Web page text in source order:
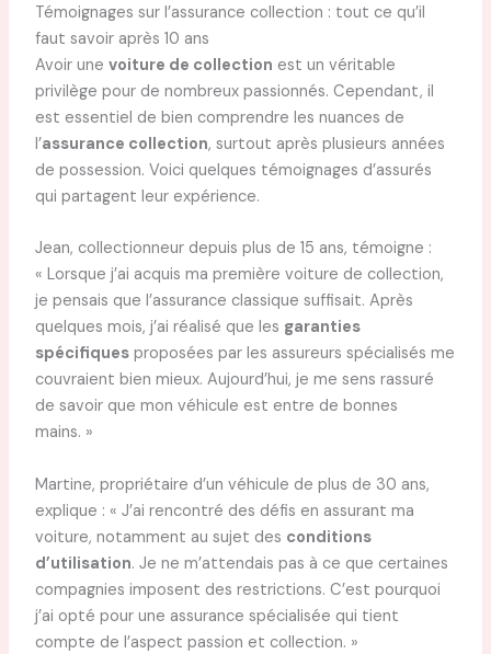
Témoignages sur l’assurance collection : tout ce qu’il
faut savoir après 10 ans
Avoir une voiture de collection est un véritable
privilège pour de nombreux passionnés. Cependant, il
est essentiel de bien comprendre les nuances de
l’assurance collection, surtout après plusieurs années
de possession. Voici quelques témoignages d’assurés
qui partagent leur expérience.
Jean, collectionneur depuis plus de 15 ans, témoigne :
« Lorsque j’ai acquis ma première voiture de collection,
je pensais que l’assurance classique suffisait. Après
quelques mois, j’ai réalisé que les garanties
spécifiquesproposées par les assureurs spécialisés me
couvraient bien mieux. Aujourd’hui, je me sens rassuré
de savoir que mon véhicule est entre de bonnes
mains. »
Martine, propriétaire d’un véhicule de plus de 30 ans,
explique : « J’ai rencontré des défis en assurant ma
voiture, notamment au sujet des conditions
d’utilisation. Je ne m’attendais pas à ce que certaines
compagnies imposent des restrictions. C’est pourquoi
j’ai opté pour une assurance spécialisée qui tient
compte de l’aspect passion et collection. »